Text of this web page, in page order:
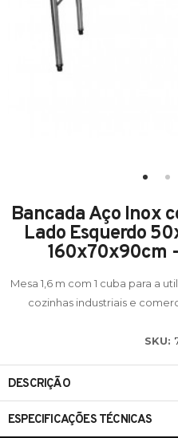
Bancada Aço Inox
Lado Esquerdo
160x70x90cm
Mesa 1,6 m com 1 cuba para a
cozinhas industriais e
SKU:
DESCRIÇÃO
ESPECIFICAÇÕES TÉCNICAS